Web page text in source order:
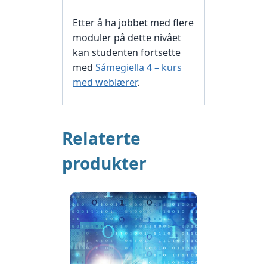
Etter å ha jobbet med flere
moduler på dette nivået
kan studenten fortsette
med Sámegiella 4 – kurs
med weblærer.
Relaterte
produkter